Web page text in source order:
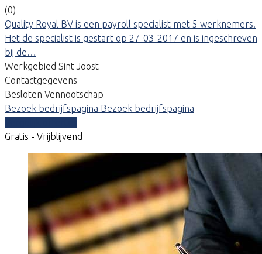
(0)
Quality Royal BV is een payroll specialist met 5 werknemers.
Het de specialist is gestart op 27-03-2017 en is ingeschreven
bij de…
Werkgebied Sint Joost
Contactgegevens
Besloten Vennootschap
Bezoek bedrijfspagina Bezoek bedrijfspagina
Gratis - Vrijblijvend